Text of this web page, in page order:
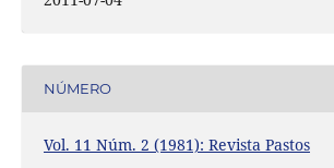
NÚMERO
Vol. 11 Núm. 2 (1981): Revista Pastos